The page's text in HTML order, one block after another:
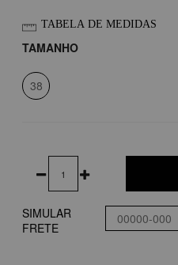
TABELA DE MEDIDAS
TAMANHO
38
SIMULAR
FRETE